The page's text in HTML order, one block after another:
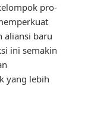
pro-
aliansi baru
ini semakin
yang lebih